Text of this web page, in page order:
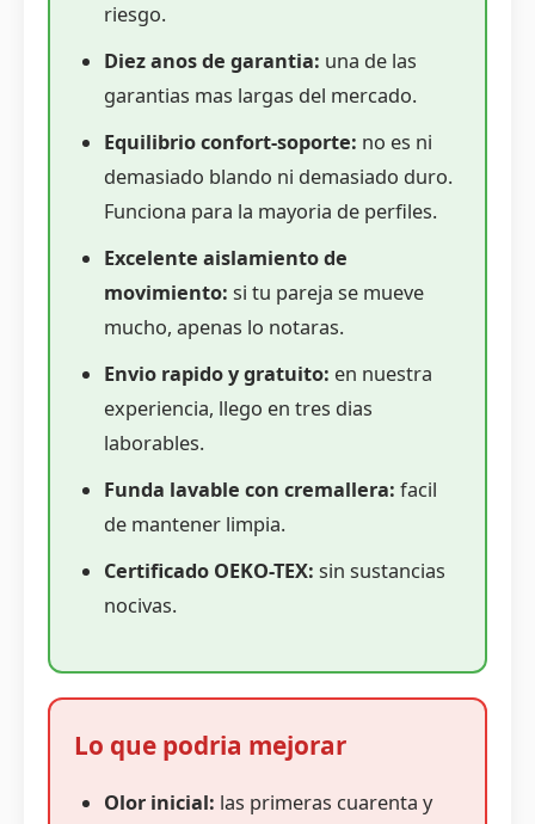
riesgo.
Diez anos de garantia: una de las
garantias mas largas del mercado.
Equilibrio confort-soporte: no es ni
demasiado blando ni demasiado duro.
Funciona para la mayoria de perfiles.
Excelente aislamiento de
movimiento: si tu pareja se mueve
mucho, apenas lo notaras.
Envio rapido y gratuito: en nuestra
experiencia, llego en tres dias
laborables.
Funda lavable con cremallera: facil
de mantener limpia.
Certificado OEKO-TEX: sin sustancias
nocivas.
Lo que podria mejorar
Olor inicial: las primeras cuarenta y